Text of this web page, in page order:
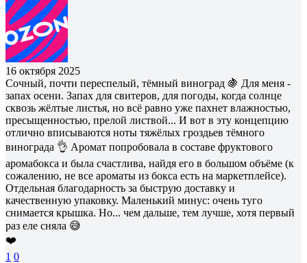
16 октября 2025
Сочный, почти переспелый, тёмный виноград 🍇 Для меня -
запах осени. Запах для свитеров, для погоды, когда солнце
сквозь жёлтые листья, но всё равно уже пахнет влажностью,
пресыщенностью, прелой листвой... И вот в эту концепцию
отлично вписываются ноты тяжёлых гроздьев тёмного
винограда 👌 Аромат попробовала в составе фруктового
аромабокса и была счастлива, найдя его в большом объёме (к
сожалению, не все ароматы из бокса есть на маркетплейсе).
Отдельная благодарность за быструю доставку и
качественную упаковку. Маленький минус: очень туго
снимается крышка. Но... чем дальше, тем лучше, хотя первый
раз еле сняла 😅
❤️
1 0